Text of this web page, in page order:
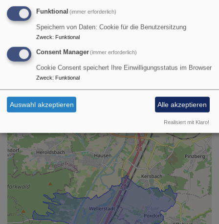
Plattform für Musiker aus dem Einzugsgebiet unserer
Gemeinde und deren Nachbarschaft bieten. Für Profis und
begeisterte Hobbymusiker ebenso wie für besonders
begabte Kinder und Jugendliche.
+
Funktional (immer erforderlich)
Speichern von Daten: Cookie für die Benutzersitzung
Zweck: Funktional
Consent Manager(immer erforderlich)
Cookie Consent speichert Ihre Einwilligungsstatus im Browser
Zweck: Funktional
Auswahl akzeptieren Alle akzeptieren
Realisiert mit Klaro!